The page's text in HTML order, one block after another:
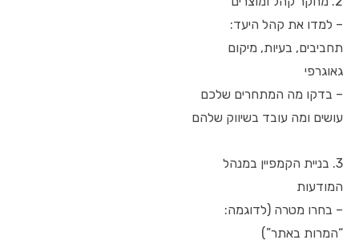
– למדו את קהל היעד:
תחביבים, בעיות, מיקום
גאוגרפי
– בדקו מה המתחרים שלכם
עושים ומה עובד בשיווק שלהם
3. בניית הקמפיין במנהל
המודעות
– בחרו מטרה (לדוגמה:
“המרות באתר”)